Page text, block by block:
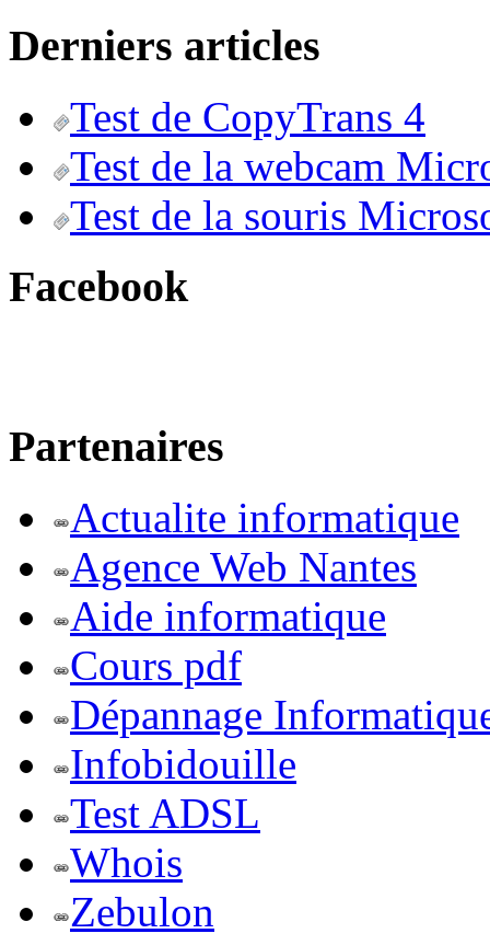
Derniers articles
Test de CopyTrans 4
Test de la webcam
Test de la souris
Facebook
Partenaires
Actualite informatique
Agence Web Nantes
Aide informatique
Cours pdf
Dépannage
Infobidouille
Test ADSL
Whois
Zebulon